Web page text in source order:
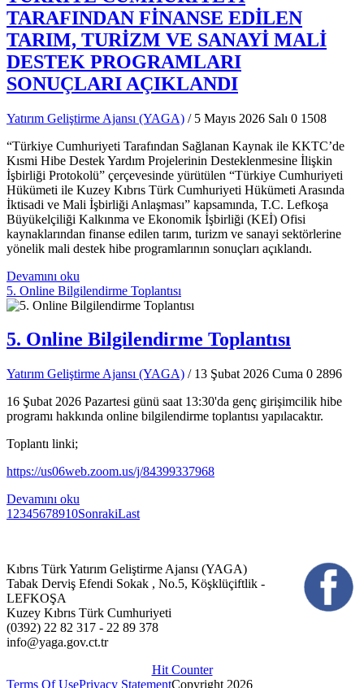
TARAFINDAN FİNANSE EDİLEN
TARIM, TURİZM VE SANAYİ MALİ
DESTEK PROGRAMLARI
SONUÇLARI AÇIKLANDI
Yatırım Geliştirme Ajansı (YAGA) / 5 Mayıs 2026 Salı 0 1508
“Türkiye Cumhuriyeti Tarafından Sağlanan Kaynak ile KKTC’de
Kısmi Hibe Destek Yardım Projelerinin Desteklenmesine İlişkin
İşbirliği Protokolü” çerçevesinde yürütülen “Türkiye Cumhuriyeti
Hükümeti ile Kuzey Kıbrıs Türk Cumhuriyeti Hükümeti Arasında
İktisadi ve Mali İşbirliği Anlaşması” kapsamında, T.C. Lefkoşa
Büyükelçiliği Kalkınma ve Ekonomik İşbirliği (KEİ) Ofisi
kaynaklarından finanse edilen tarım, turizm ve sanayi sektörlerine
yönelik mali destek hibe programlarının sonuçları açıklandı.
Devamını oku
5. Online Bilgilendirme Toplantısı
5. Online Bilgilendirme Toplantısı
Yatırım Geliştirme Ajansı (YAGA) / 13 Şubat 2026 Cuma 0 2896
16 Şubat 2026 Pazartesi günü saat 13:30'da genç girişimcilik hibe
programı hakkında online bilgilendirme toplantısı yapılacaktır.
Toplantı linki;
https://us06web.zoom.us/j/84399337968
Devamını oku
1 2345678910SonrakiLast
Kıbrıs Türk Yatırım Geliştirme Ajansı (YAGA)
Tabak Derviş Efendi Sokak , No.5, Köşklüçiftlik -
LEFKOŞA
Kuzey Kıbrıs Türk Cumhuriyeti
(0392) 22 82 317 - 22 89 378
info@yaga.gov.ct.tr
Hit Counter
Terms Of UsePrivacy StatementCopyright 2026